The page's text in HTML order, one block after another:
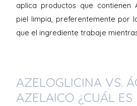
aplica productos que contienen
piel limpia, preferentemente por
que el ingrediente trabaje
AZELOGLICINA VS.
AZELAICO ¿CUÁL